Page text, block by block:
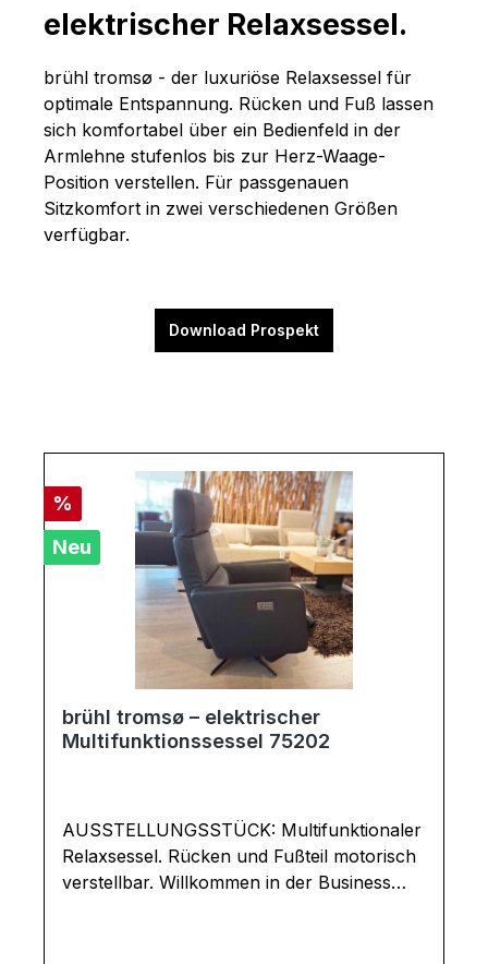
elektrischer Relaxsessel.
brühl tromsø - der luxuriöse Relaxsessel für
optimale Entspannung. Rücken und Fuß lassen
sich komfortabel über ein Bedienfeld in der
Armlehne stufenlos bis zur Herz-Waage-
Position verstellen. Für passgenauen
Sitzkomfort in zwei verschiedenen Größen
verfügbar.
Download Prospekt
Rabatt
%
Neu
brühl tromsø – elektrischer
Multifunktionssessel 75202
AUSSTELLUNGSSTÜCK: Multifunktionaler
Relaxsessel. Rücken und Fußteil motorisch
verstellbar. Willkommen in der Business